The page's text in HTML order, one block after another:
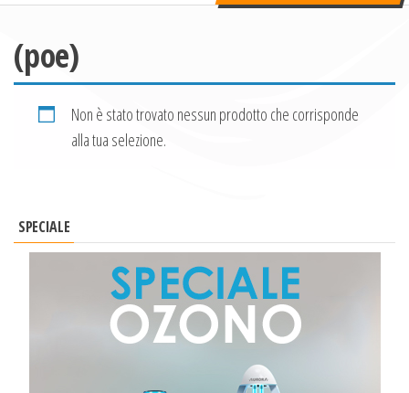
(poe)
Non è stato trovato nessun prodotto che corrisponde
alla tua selezione.
SPECIALE